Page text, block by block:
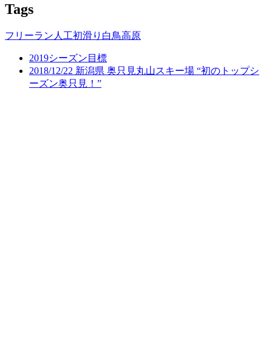
Tags
フリーラン 人工初滑り 白鳥高原
2019シーズン目標
2018/12/22 新潟県 奥只見丸山スキー場 “初のトップシ
ーズン奥只見！”